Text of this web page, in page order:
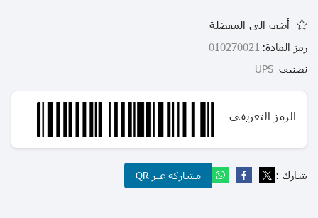
أضف الى المفضلة
رمز المادة: 010270021
تصنيف UPS
الرمز التعريفي
شارك : مشاركة عبر QR